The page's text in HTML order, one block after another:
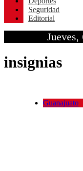
Seguridad
Editorial
Jueves,
insignias
Guanajuato